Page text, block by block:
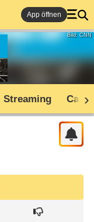
App öffnen
Bild: CNN
Streaming Cast